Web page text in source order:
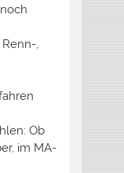
,
Ob
im MA-